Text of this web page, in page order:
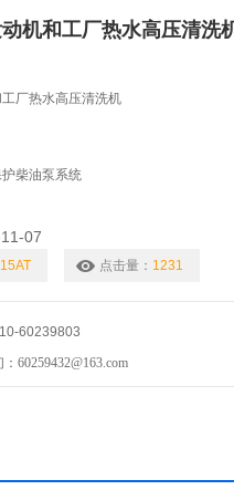
机和工厂热水高压清洗
厂热水高压清洗机
柴油泵系统
07
点击量： 1231
60239803
60259432@163.com